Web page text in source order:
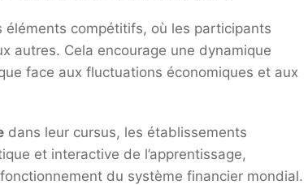
compétitifs, où les participants
autres. Cela encourage une dynamique
face aux fluctuations économiques et aux
dans leur cursus, les établissements
et interactive de l’apprentissage,
du système financier mondial.